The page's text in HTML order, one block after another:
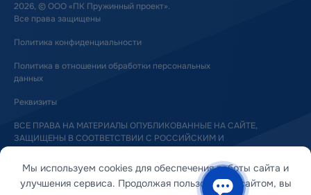
2026, © ООО «ПК Пружинный проект».
Все права защищены
Политика конфиденциальности
Политика в отношении обработки персональных
данных
Реквизиты
ВСЕ ПРАВА НА МАТЕРИАЛЫ ОПУБЛИКОВАННЫЕ НА САЙТЕ,
ЗАЩИЩЕНЫ В СООТВЕТСТВИИ С РОССИЙСКИМ И
И СМЕЖНЫХ ПРАВАХ
Мы используем cookies для обеспечения работы сайта и
улучшения сервиса. Продолжая пользоваться сайтом, вы